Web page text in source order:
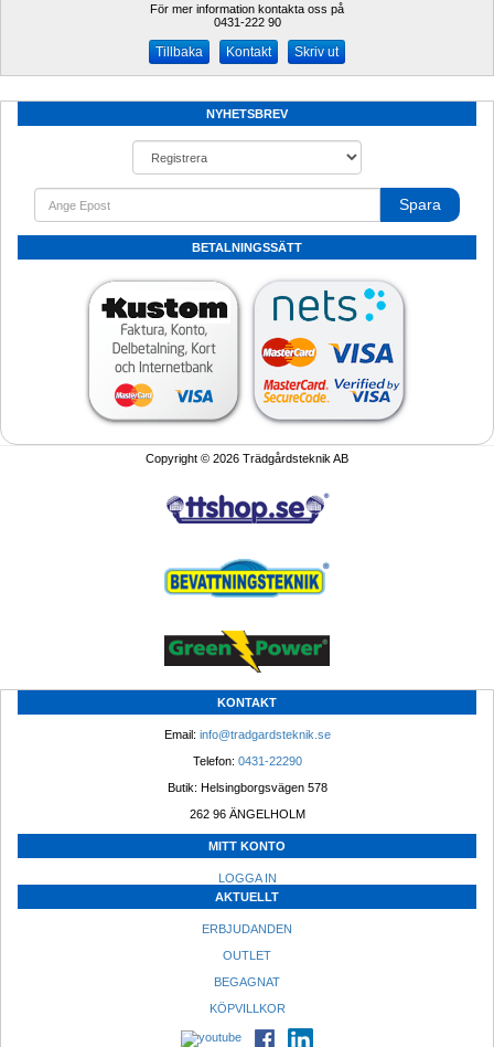
För mer information kontakta oss på
0431-222 90
Kontakt Skriv ut
NYHETSBREV
Spara
BETALNINGSSÄTT
Copyright © 2026 Trädgårdsteknik AB
KONTAKT
Email: info@tradgardsteknik.se
Telefon: 0431-22290
Butik: Helsingborgsvägen 578
262 96 ÄNGELHOLM
MITT KONTO
LOGGA IN
AKTUELLT
ERBJUDANDEN
OUTLET
BEGAGNAT
KÖPVILLKOR